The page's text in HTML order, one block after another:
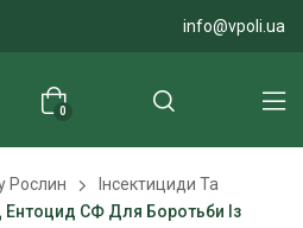
info@vpoli.ua
0
Рослин
Інсектициди Та
Ентоцид СФ Для Боротьби Із